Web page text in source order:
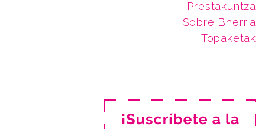
Prestakuntza
Sobre Bherria
Topaketak